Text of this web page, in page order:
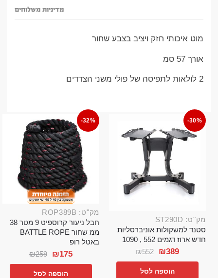
מדיניות משלוחים
מוט איכותי חזק ויציב בצבע שחור
אורך 57 סמ
2 לולאות לתפיסה של פולי משני הצדדים
-30%
מק"ט: ST290D
סטנד למשקולות אוניברסליות
חדש ארוז דגמים 552 , 1090
₪552 ₪389
הוספה לסל
-32%
מק"ט: ROP389B
חבל ניעור קרוספיט 9 מטר 38
ממ שחור BATTLE ROPE
באטל רופ
₪259 ₪175
הוספה לסל